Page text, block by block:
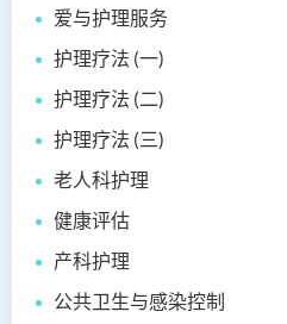
爱与护理服务
护理疗法 (一)
护理疗法 (二)
护理疗法 (三)
老人科护理
健康评估
产科护理
公共卫生与感染控制